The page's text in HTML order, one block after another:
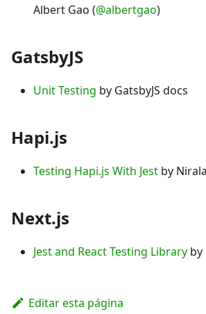
Albert Gao (@albertgao)
GatsbyJS
Unit Testing by GatsbyJS docs
Hapi.js
Testing Hapi.js With Jest by
Next.js
Jest and React Testing Library by
Editar esta página